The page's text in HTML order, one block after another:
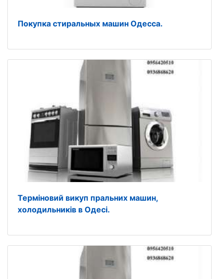
Покупка стиральных машин Одесса.
Терміновий викуп пральних машин,
холодильників в Одесі.